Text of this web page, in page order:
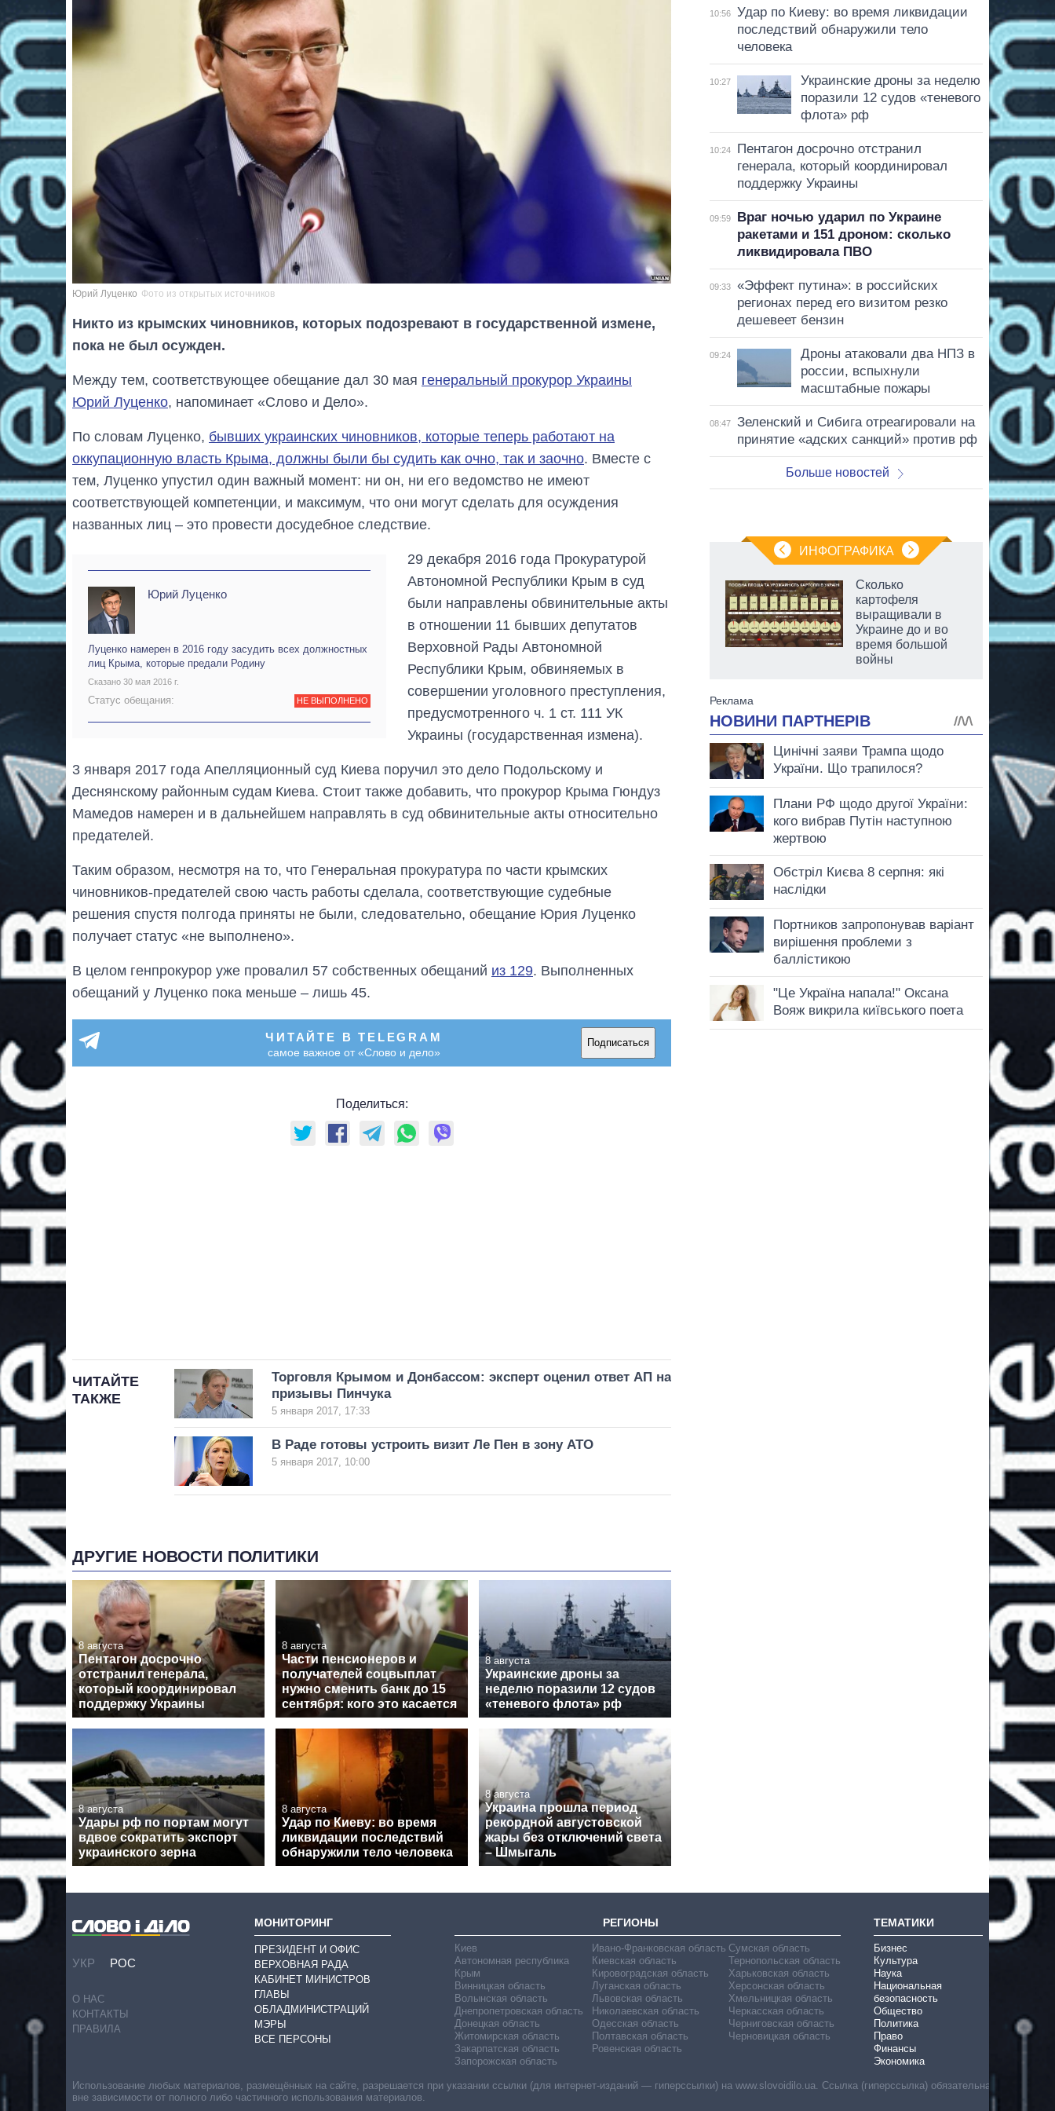
Юрий Луценко Фото из открытых источников
Никто из крымских чиновников, которых подозревают в государственной измене,
пока не был осужден.
Между тем, соответствующее обещание дал 30 мая генеральный прокурор Украины
Юрий Луценко, напоминает «Слово и Дело».
По словам Луценко, бывших украинских чиновников, которые теперь работают на
оккупационную власть Крыма, должны были бы судить как очно, так и заочно. Вместе с
тем, Луценко упустил один важный момент: ни он, ни его ведомство не имеют
соответствующей компетенции, и максимум, что они могут сделать для осуждения
названных лиц – это провести досудебное следствие.
Юрий Луценко
Луценко намерен в 2016 году засудить всех должностных
лиц Крыма, которые предали Родину
Сказано 30 мая 2016 г.
Статус обещания: НЕ ВЫПОЛНЕНО
29 декабря 2016 года Прокуратурой
Автономной Республики Крым в суд
были направлены обвинительные акты
в отношении 11 бывших депутатов
Верховной Рады Автономной
Республики Крым, обвиняемых в
совершении уголовного преступления,
предусмотренного ч. 1 ст. 111 УК
Украины (государственная измена).
3 января 2017 года Апелляционный суд Киева поручил это дело Подольскому и
Деснянскому районным судам Киева. Стоит также добавить, что прокурор Крыма Гюндуз
Мамедов намерен и в дальнейшем направлять в суд обвинительные акты относительно
предателей.
Таким образом, несмотря на то, что Генеральная прокуратура по части крымских
чиновников-предателей свою часть работы сделала, соответствующие судебные
решения спустя полгода приняты не были, следовательно, обещание Юрия Луценко
получает статус «не выполнено».
В целом генпрокурор уже провалил 57 собственных обещаний из 129. Выполненных
обещаний у Луценко пока меньше – лишь 45.
ЧИТАЙТЕ В TELEGRAM
самое важное от «Слово и дело»
Подписаться
Поделиться:
ЧИТАЙТЕ
ТАКЖЕ
Торговля Крымом и Донбассом: эксперт оценил ответ АП на
призывы Пинчука
5 января 2017, 17:33
В Раде готовы устроить визит Ле Пен в зону АТО
5 января 2017, 10:00
ДРУГИЕ НОВОСТИ ПОЛИТИКИ
8 августа
Пентагон досрочно
отстранил генерала,
который координировал
поддержку Украины
8 августа
Части пенсионеров и
получателей соцвыплат
нужно сменить банк до 15
сентября: кого это касается
8 августа
Украинские дроны за
неделю поразили 12 судов
«теневого флота» рф
8 августа
Удары рф по портам могут
вдвое сократить экспорт
украинского зерна
8 августа
Удар по Киеву: во время
ликвидации последствий
обнаружили тело человека
8 августа
Украина прошла период
рекордной августовской
жары без отключений света
– Шмыгаль
10:56
Удар по Киеву: во время ликвидации
последствий обнаружили тело
человека
10:27
Украинские дроны за неделю
поразили 12 судов «теневого
флота» рф
10:24
Пентагон досрочно отстранил
генерала, который координировал
поддержку Украины
09:59
Враг ночью ударил по Украине
ракетами и 151 дроном: сколько
ликвидировала ПВО
09:33
«Эффект путина»: в российских
регионах перед его визитом резко
дешевеет бензин
09:24
Дроны атаковали два НПЗ в
россии, вспыхнули
масштабные пожары
08:47
Зеленский и Сибига отреагировали на
принятие «адских санкций» против рф
Больше новостей
ИНФОГРАФИКА
От 1 месяца – до 5
лет: кто и как долго
должность
руководителя СВР
Сколько
картофеля
выращивали в
Украине до и во
время большой
войны
УКР РОС
О НАС
КОНТАКТЫ
ПРАВИЛА
МОНИТОРИНГ
ПРЕЗИДЕНТ И ОФИС
ВЕРХОВНАЯ РАДА
КАБИНЕТ МИНИСТРОВ
ГЛАВЫ
ОБЛАДМИНИСТРАЦИЙ
МЭРЫ
ВСЕ ПЕРСОНЫ
РЕГИОНЫ
Киев
Автономная республика
Крым
Винницкая область
Волынская область
Днепропетровская область
Донецкая область
Житомирская область
Закарпатская область
Запорожская область
Ивано-Франковская область
Киевская область
Кировоградская область
Луганская область
Львовская область
Николаевская область
Одесская область
Полтавская область
Ровенская область
Сумская область
Тернопольская область
Харьковская область
Херсонская область
Хмельницкая область
Черкасская область
Черниговская область
Черновицкая область
ТЕМАТИКИ
Бизнес
Культура
Наука
Национальная
безопасность
Общество
Политика
Право
Финансы
Экономика
Использование любых материалов, размещённых на сайте, разрешается при указании ссылки (для интернет-изданий — гиперссылки) на www.slovoidilo.ua. Ссылка (гиперссылка) обязательна
вне зависимости от полного либо частичного использования материалов.